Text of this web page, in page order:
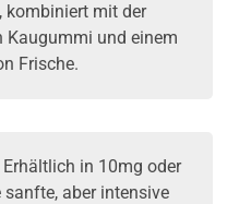
kombiniert mit der
Kaugummi und einem
Frische.
Erhältlich in 10mg oder
aber intensive